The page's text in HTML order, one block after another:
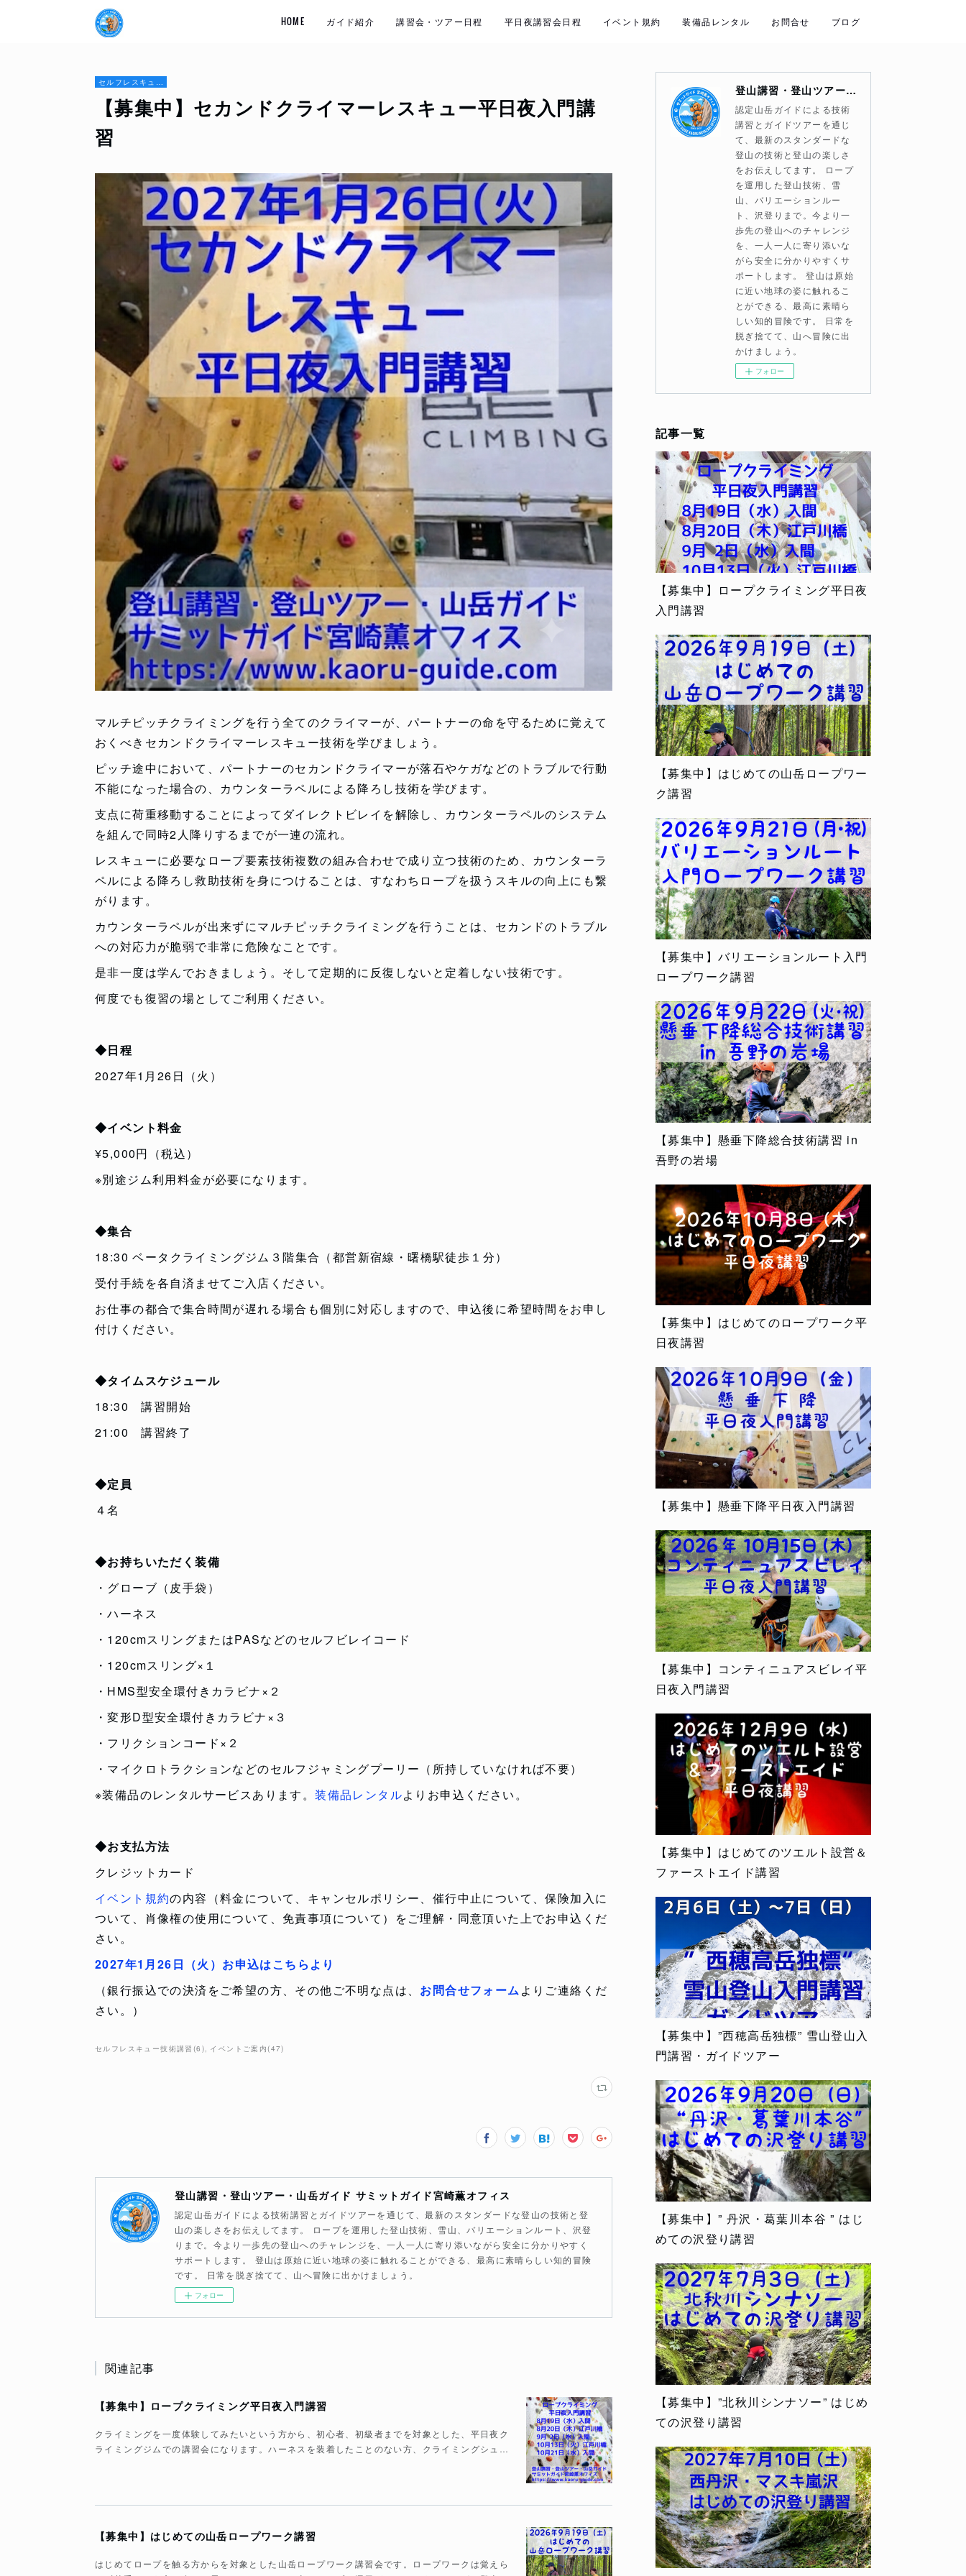
HOME ガイド紹介 講習会・ツアー日程 平日夜講習会日程 イベント規約 装備品レンタル お問合せ ブログ
セルフレスキュー技術講習
【募集中】セカンドクライマーレスキュー平日夜入門講
習
マルチピッチクライミングを行う全てのクライマーが、パートナーの命を守るために覚えて
おくべきセカンドクライマーレスキュー技術を学びましょう。
ピッチ途中において、パートナーのセカンドクライマーが落石やケガなどのトラブルで行動
不能になった場合の、カウンターラペルによる降ろし技術を学びます。
支点に荷重移動することによってダイレクトビレイを解除し、カウンターラペルのシステム
を組んで同時2人降りするまでが一連の流れ。
レスキューに必要なロープ要素技術複数の組み合わせで成り立つ技術のため、カウンターラ
ペルによる降ろし救助技術を身につけることは、すなわちロープを扱うスキルの向上にも繋
がります。
カウンターラペルが出来ずにマルチピッチクライミングを行うことは、セカンドのトラブル
への対応力が脆弱で非常に危険なことです。
是非一度は学んでおきましょう。そして定期的に反復しないと定着しない技術です。
何度でも復習の場としてご利用ください。
◆日程
2027年1月26日（火）
◆イベント料金
¥5,000円（税込）
※別途ジム利用料金が必要になります。
◆集合
18:30 ベータクライミングジム３階集合（都営新宿線・曙橋駅徒歩１分）
受付手続を各自済ませてご入店ください。
お仕事の都合で集合時間が遅れる場合も個別に対応しますので、申込後に希望時間をお申し
付けください。
◆タイムスケジュール
18:30 講習開始
21:00 講習終了
◆定員
４名
◆お持ちいただく装備
・グローブ（皮手袋）
・ハーネス
・120cmスリングまたはPASなどのセルフビレイコード
・120cmスリング×１
・HMS型安全環付きカラビナ×２
・変形D型安全環付きカラビナ×３
・フリクションコード×２
・マイクロトラクションなどのセルフジャミングプーリー（所持していなければ不要）
※装備品のレンタルサービスあります。装備品レンタルよりお申込ください。
◆お支払方法
クレジットカード
イベント規約の内容（料金について、キャンセルポリシー、催行中止について、保険加入に
ついて、肖像権の使用について、免責事項について）をご理解・同意頂いた上でお申込くだ
さい。
2027年1月26日（火）お申込はこちらより
（銀行振込での決済をご希望の方、その他ご不明な点は、 お問合せフォームよりご連絡くだ
さい。）
セルフレスキュー技術講習 (6 ) イベントご案内(47)
登山講習・登山ツアー・山岳ガイド サミットガイド宮崎薫オフィス
認定山岳ガイドによる技術講習とガイドツアーを通じて、最新のスタンダードな登山の技術と登
山の楽しさをお伝えしてます。 ロープを運用した登山技術、雪山、バリエーションルート、沢登
りまで。今より一歩先の登山へのチャレンジを、一人一人に寄り添いながら安全に分かりやすく
サポートします。 登山は原始に近い地球の姿に触れることができる、最高に素晴らしい知的冒険
です。 日常を脱ぎ捨てて、山へ冒険に出かけましょう。
フォロー
関連記事
【募集中】ロープクライミング平日夜入門講習
クライミングを一度体験してみたいという方から、初心者、初級者までを対象とした、平日夜ク
ライミングジムでの講習会になります。ハーネスを装着したことのない方、クライミングシュ…
【募集中】はじめての山岳ロープワーク講習
はじめてロープを触る方からを対象とした山岳ロープワーク講習会です。ロープワークは覚えら
登山講習・登山ツアー・山岳ガイド サミットガイド宮崎薫オフィス
認定山岳ガイドによる技術
講習とガイドツアーを通じ
て、最新のスタンダードな
登山の技術と登山の楽しさ
をお伝えしてます。 ロープ
を運用した登山技術、雪
山、バリエーションルー
ト、沢登りまで。今より一
歩先の登山へのチャレンジ
を、一人一人に寄り添いな
がら安全に分かりやすくサ
ポートします。 登山は原始
に近い地球の姿に触れるこ
とができる、最高に素晴ら
しい知的冒険です。 日常を
脱ぎ捨てて、山へ冒険に出
かけましょう。
フォロー
記事一覧
【募集中】ロープクライミング平日夜
入門講習
【募集中】はじめての山岳ロープワー
ク講習
【募集中】バリエーションルート入門
ロープワーク講習
【募集中】懸垂下降総合技術講習 in
吾野の岩場
【募集中】はじめてのロープワーク平
日夜講習
【募集中】懸垂下降平日夜入門講習
【募集中】コンティニュアスビレイ平
日夜入門講習
【募集中】はじめてのツエルト設営＆
ファーストエイド講習
【募集中】”西穂高岳独標” 雪山登山入
門講習・ガイドツアー
【募集中】” 丹沢・葛葉川本谷 ” はじ
めての沢登り講習
【募集中】”北秋川シンナソー” はじめ
ての沢登り講習